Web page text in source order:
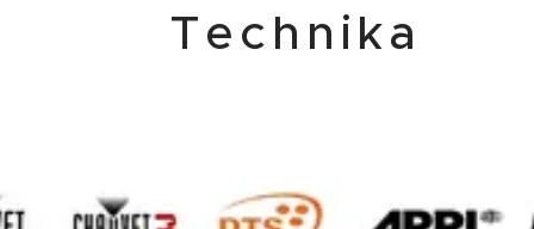
Technika